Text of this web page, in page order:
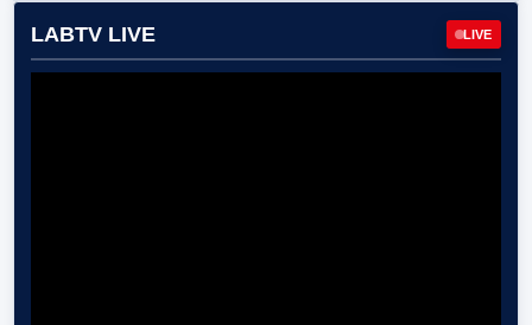
LABTV LIVE LIVE